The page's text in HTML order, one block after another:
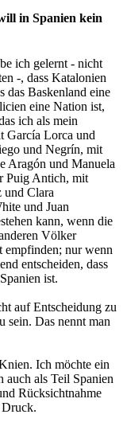
in Spanien kein
ich gelernt - nicht
-, dass Katalonien
das Baskenland eine
eine Nation ist,
ich als mein
García Lorca und
und Negrín, mit
Aragón und Manuela
Puig Antich, mit
und Clara
und Juan
kann, wenn die
Völker
empfinden; nur wenn
entscheiden, dass
ist.
auf Entscheidung zu
sein. Das nennt man
Ich möchte ein
auch als Teil Spanien
Rücksichtnahme